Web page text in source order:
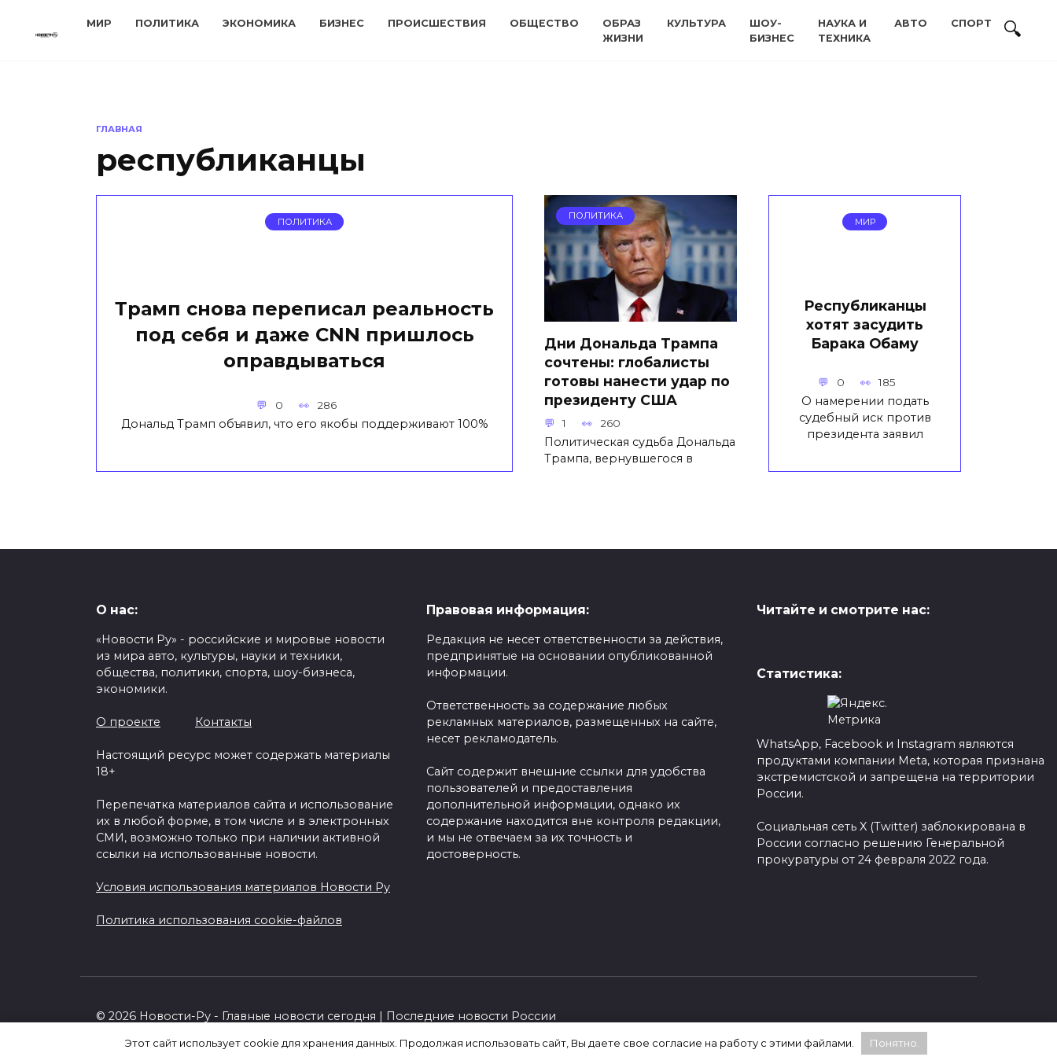
МИР ПОЛИТИКА ЭКОНОМИКА БИЗНЕС ПРОИСШЕСТВИЯ ОБЩЕСТВО
ОБРАЗ
ЖИЗНИ
КУЛЬТУРА
ШОУ-
БИЗНЕС
НАУКА И
ТЕХНИКА
АВТО СПОРТ
ГЛАВНАЯ
республиканцы
ПОЛИТИКА
Трамп снова переписал реальность
под себя и даже CNN пришлось
оправдываться
0 286
Дональд Трамп объявил, что его якобы поддерживают 100%
ПОЛИТИКА
Дни Дональда Трампа
сочтены: глобалисты
готовы нанести удар по
президенту США
1 260
Политическая судьба Дональда
Трампа, вернувшегося в
МИР
Республиканцы
хотят засудить
Барака Обаму
0 185
О намерении подать
судебный иск против
президента заявил
О нас:
«Новости Ру» - российские и мировые новости
из мира авто, культуры, науки и техники,
общества, политики, спорта, шоу-бизнеса,
экономики.
О проекте Контакты
Настоящий ресурс может содержать материалы
18+
Перепечатка материалов сайта и использование
их в любой форме, в том числе и в электронных
СМИ, возможно только при наличии активной
ссылки на использованные новости.
Условия использования материалов Новости Ру
Политика использования cookie-файлов
Правовая информация:
Редакция не несет ответственности за действия,
предпринятые на основании опубликованной
информации.
Ответственность за содержание любых
рекламных материалов, размещенных на сайте,
несет рекламодатель.
Сайт содержит внешние ссылки для удобства
пользователей и предоставления
дополнительной информации, однако их
содержание находится вне контроля редакции,
и мы не отвечаем за их точность и
достоверность.
Читайте и смотрите нас:
Статистика:
WhatsApp, Facebook и Instagram являются
продуктами компании Meta, которая признана
экстремистской и запрещена на территории
России.
Социальная сеть X (Twitter) заблокирована в
России согласно решению Генеральной
прокуратуры от 24 февраля 2022 года.
© 2026 Новости-Ру - Главные новости сегодня | Последние новости России
Этот сайт использует cookie для хранения данных. Продолжая использовать сайт, Вы даете свое согласие на работу с этими файлами. Понятно.